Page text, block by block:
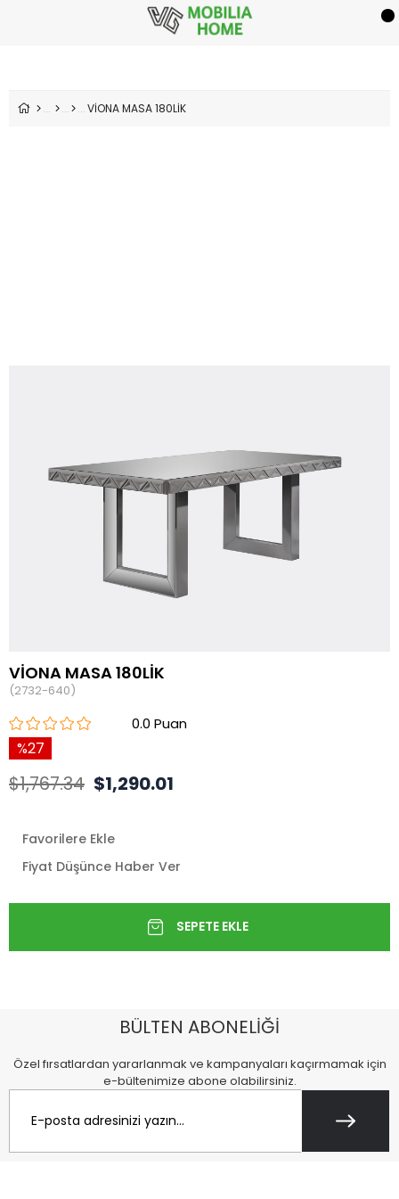
VİONA MASA 180LİK
VİONA MASA 180LİK
(2732-640)
0.0
27
$1,767.34 $1,290.01
Favorilere Ekle
Fiyat Düşünce Haber Ver
BÜLTEN ABONELİĞİ
Özel fırsatlardan yararlanmak ve kampanyaları kaçırmamak için
e-bültenimize abone olabilirsiniz.